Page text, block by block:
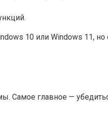
10 или Windows 11,
Самое главное —